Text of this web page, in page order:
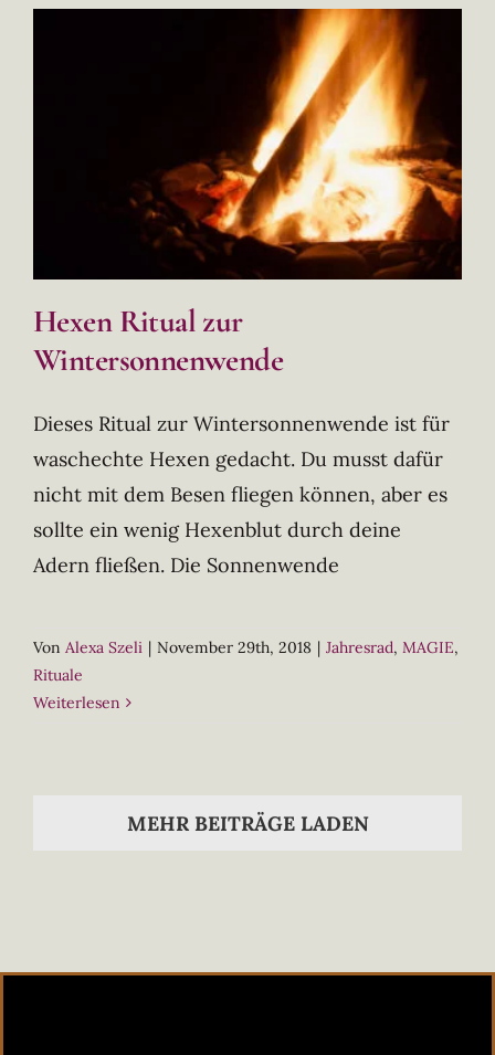
Hexen Ritual zur
Wintersonnenwende
Dieses Ritual zur Wintersonnenwende ist für
waschechte Hexen gedacht. Du musst dafür
nicht mit dem Besen fliegen können, aber es
sollte ein wenig Hexenblut durch deine
Adern fließen. Die Sonnenwende
Von Alexa Szeli | November 29th, 2018 | Jahresrad, MAGIE,
Rituale
Weiterlesen
MEHR BEITRÄGE LADEN